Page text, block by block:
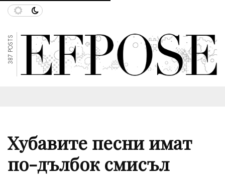
387 POSTS
Хубавите песни имат
по-дълбок смисъл